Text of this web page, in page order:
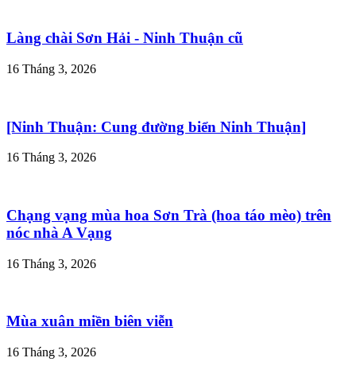
Làng chài Sơn Hải - Ninh Thuận cũ
16 Tháng 3, 2026
[Ninh Thuận: Cung đường biển Ninh Thuận]
16 Tháng 3, 2026
Chạng vạng mùa hoa Sơn Trà (hoa táo mèo) trên
nóc nhà A Vạng
16 Tháng 3, 2026
Mùa xuân miền biên viễn
16 Tháng 3, 2026